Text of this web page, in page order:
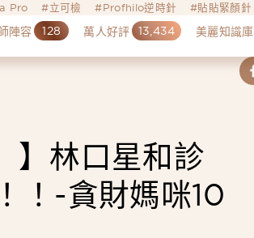
Pro 立可檢 Profhilo逆時針 貼貼緊顏針
陣容 128 萬人好評 13,434 美麗知識庫
】林口星和診
！-貪財媽咪10